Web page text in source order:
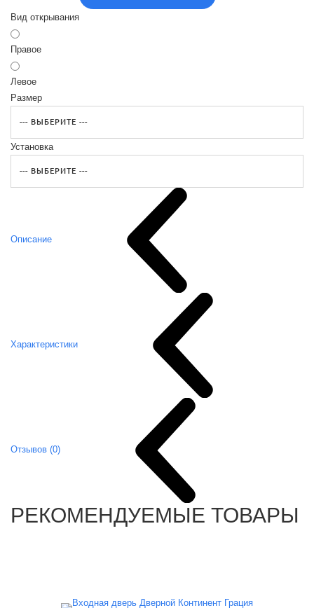
Вид открывания
Правое
Левое
Размер
Установка
Описание
Характеристики
Отзывов (0)
РЕКОМЕНДУЕМЫЕ ТОВАРЫ